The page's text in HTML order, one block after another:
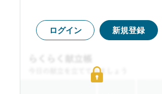
ログイン 新規登録